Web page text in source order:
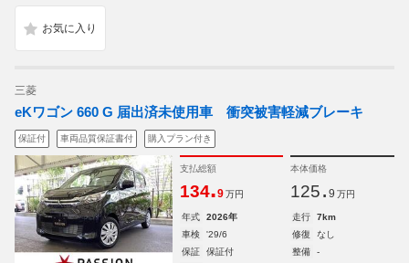
三菱
eKワゴン 660 G 届出済未使用車 衝突被害軽減ブレーキ
保証付 車両品質保証書付 購入プラン付き
支払総額
134.9 万円
本体価格
125. 9 万円
年式 2026年 走行
7km
車検
'29/6 修復
なし
保証
保証付 整備
-